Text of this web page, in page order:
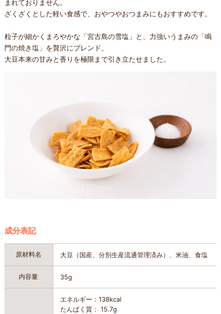
まれておりません。
ざくざくとした軽い食感で、おやつやおつまみにもおすすめです。
粒子が細かくまろやかな「宮古島の雪塩」と、力強いうまみの「鳴
門の焼き塩」を贅沢にブレンド。
大豆本来の甘みと香りを極限まで引き立たせました。
成分表記
原材料名 大豆（国産、分別生産流通管理済み）、米油、食塩
内容量 35g
エネルギー：138kcal
たんぱく質： 15.7g